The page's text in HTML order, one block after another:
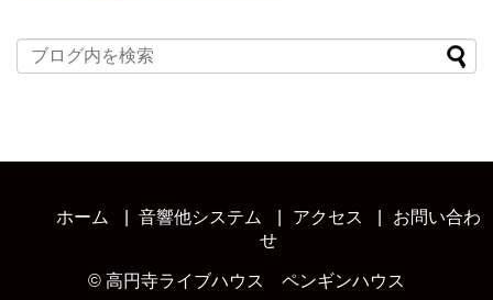
ホーム 音響他システム アクセス
お問い合わ
せ
© 高円寺ライブハウス ペンギンハウス